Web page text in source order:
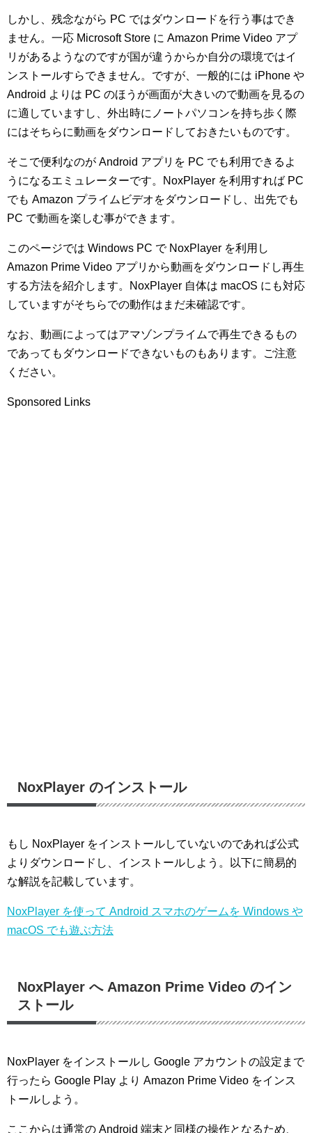
しかし、残念ながら PC ではダウンロードを行う事はでき
ません。一応 Microsoft Store に Amazon Prime Video アプ
リがあるようなのですが国が違うからか自分の環境ではイ
ンストールすらできません。ですが、一般的には iPhone や
Android よりは PC のほうが画面が大きいので動画を見るの
に適していますし、外出時にノートパソコンを持ち歩く際
にはそちらに動画をダウンロードしておきたいものです。
そこで便利なのが Android アプリを PC でも利用できるよ
うになるエミュレーターです。NoxPlayer を利用すれば PC
でも Amazon プライムビデオをダウンロードし、出先でも
PC で動画を楽しむ事ができます。
このページでは Windows PC で NoxPlayer を利用し
Amazon Prime Video アプリから動画をダウンロードし再生
する方法を紹介します。NoxPlayer 自体は macOS にも対応
していますがそちらでの動作はまだ未確認です。
なお、動画によってはアマゾンプライムで再生できるもの
であってもダウンロードできないものもあります。ご注意
ください。
Sponsored Links
NoxPlayer のインストール
もし NoxPlayer をインストールしていないのであれば公式
よりダウンロードし、インストールしよう。以下に簡易的
な解説を記載しています。
NoxPlayer を使って Android スマホのゲームを Windows や
macOS でも遊ぶ方法
NoxPlayer へ Amazon Prime Video のイン
ストール
NoxPlayer をインストールし Google アカウントの設定まで
行ったら Google Play より Amazon Prime Video をインス
トールしよう。
ここからは通常の Android 端末と同様の操作となるため、